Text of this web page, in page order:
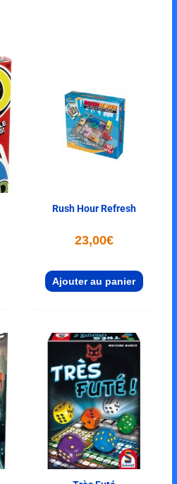
Rush Hour Refresh
23,00€
Ajouter au panier